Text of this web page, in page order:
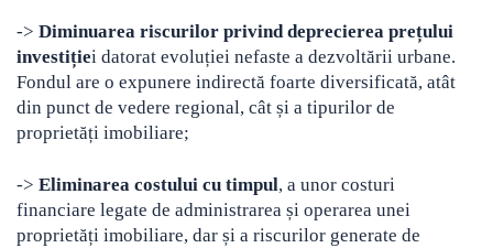
-> Diminuarea riscurilor privind deprecierea prețului
investiției datorat evoluției nefaste a dezvoltării urbane.
Fondul are o expunere indirectă foarte diversificată, atât
din punct de vedere regional, cât și a tipurilor de
proprietăți imobiliare;
-> Eliminarea costului cu timpul, a unor costuri
financiare legate de administrarea și operarea unei
proprietăți imobiliare, dar și a riscurilor generate de